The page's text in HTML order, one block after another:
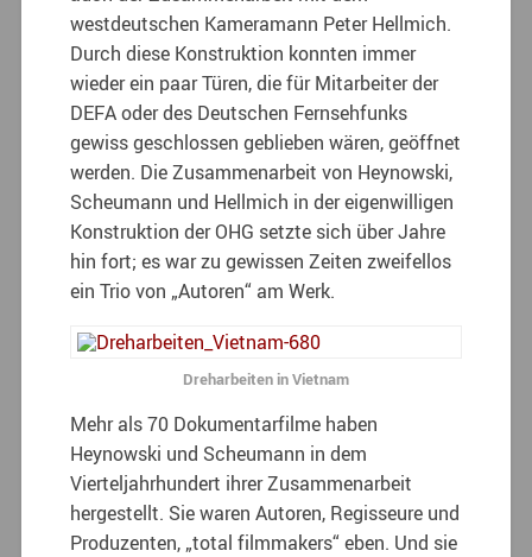
westdeutschen Kameramann Peter Hellmich.
Durch diese Konstruktion konnten immer
wieder ein paar Türen, die für Mitarbeiter der
DEFA oder des Deutschen Fernsehfunks
gewiss geschlossen geblieben wären, geöffnet
werden. Die Zusammenarbeit von Heynowski,
Scheumann und Hellmich in der eigenwilligen
Konstruktion der OHG setzte sich über Jahre
hin fort; es war zu gewissen Zeiten zweifellos
ein Trio von „Autoren“ am Werk.
Dreharbeiten in Vietnam
Mehr als 70 Dokumentarfilme haben
Heynowski und Scheumann in dem
Vierteljahrhundert ihrer Zusammenarbeit
hergestellt. Sie waren Autoren, Regisseure und
Produzenten, „total filmmakers“ eben. Und sie